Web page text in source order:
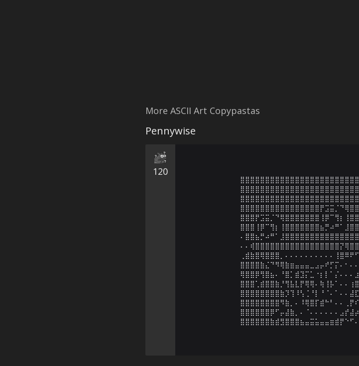
More ASCII Art Copypastas
Pennywise
120
⣿⣿⣿⣿⣿⣿⣿⣿⣿⣿⣿⣿⣿⣿⣿⣿⣿⣿⣿⣿⣿⣿⣿⣿
⣿⣿⣿⣿⣿⣿⣿⣿⣿⣿⣿⣿⣿⣿⣿⣿⣿⣿⣿⣿⣿⣿⣿⣿
⣿⣿⣿⣿⣿⣿⣿⣿⣿⣿⣿⣿⣿⣿⣿⣿⣿⣿⣿⣿⣿⣿⣿⣿
⣿⣿⣿⣿⣿⣿⣿⣿⣿⣿⣿⣿⣿⣿⣿⣿⡟⣩⣭⡈⠙⢿⣿⣿
⣿⣿⣿⡟⣩⣭⡈⠙⢿⣿⣿⣿⣿⣿⣿⣿⢸⡿⠉⢻⡆⢸⣿⣿
⣿⣿⣿⢸⡿⠉⢻⡆⢸⣿⣿⣿⣿⣿⣿⣿⣦⡛⠴⠛⠁⣸⣿⣿
⠄⣿⣿⣦⡛⠴⠛⠁⣸⣿⣿⣿⣿⣿⣿⣿⣿⣿⣿⣿⣿⣿⣿⣿
⠄⠄⢾⣿⣿⣿⣿⣿⣿⣿⣿⣿⣿⣿⣿⣿⣿⣿⣿⣿⡝⢿⣿⣿
⢀⣾⣷⣿⢿⣿⣿⣿⡀⠄⠄⠄⠄⠄⠄⠄⠄⠄⠄⢸⣿⠿⠟⠋
⣿⣿⣿⣿⣷⣌⠙⠻⢿⣷⣶⣤⣤⣤⣀⣠⡤⠞⡋⡍⠄⠂⠄⠄
⢿⣿⣿⡿⢻⣿⣦⠄⠘⣿⡁⣾⣹⡍⣁⠐⡆⡇⠁⡌⠄⠄⠄⣰
⣿⣿⣿⢁⣾⣿⣿⣷⡘⢻⣧⣇⡟⢿⢿⠄⢷⢸⡧⠁⠄⠄⢰⣿
⣿⣿⣿⣿⣿⣿⣿⣿⣷⡹⢹⠸⢣⢈⠘⡇⠘⠈⠄⠁⠄⠄⣼⣏
⣿⣿⣿⣿⣿⣿⣿⣿⠻⣷⡀⠄⠸⢿⣿⡏⣾⠓⠃⠄⠄⢀⡟⠎
⣿⣿⣿⣿⣿⣿⡿⠋⡤⣼⣷⡀⠄⠈⠄⠄⠄⠄⠄⠄⣠⡞⣼⡴
⣿⣿⣿⣿⣿⣿⣷⣾⣻⣿⣿⣿⣦⣤⣭⣥⣤⣤⣶⣾⡟⠑⠋⠄